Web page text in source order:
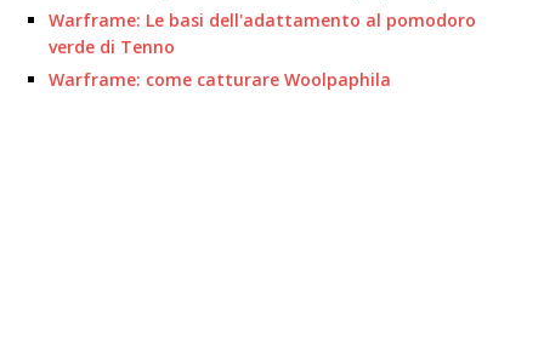
Warframe: Le basi dell'adattamento al pomodoro
verde di Tenno
Warframe: come catturare Woolpaphila